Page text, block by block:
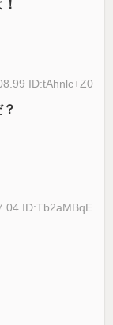
ID:tAhnlc+Z0
ID:Tb2aMBqE